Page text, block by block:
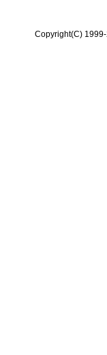
Copyright(C)